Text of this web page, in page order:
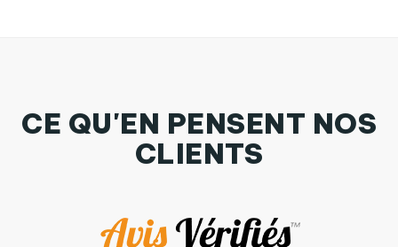
CE QU'EN PENSENT NOS
CLIENTS